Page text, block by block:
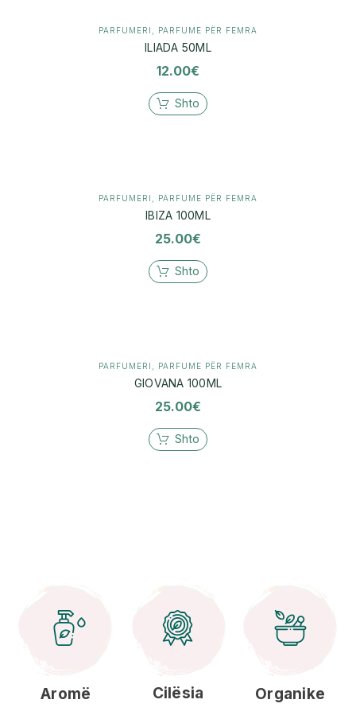
PARFUMERI PARFUME PËR FEMRA
ILIADA 50ML
12.00€
Shto
PARFUMERI PARFUME PËR FEMRA
IBIZA 100ML
25.00€
Shto
PARFUMERI PARFUME PËR FEMRA
GIOVANA 100ML
25.00€
Shto
Aromë Cilësia Organike